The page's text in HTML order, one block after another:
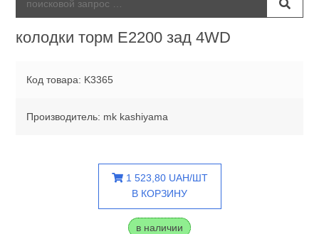
колодки торм Е2200 зад 4WD
Код товара: K3365
Производитель: mk kashiyama
1 523,80 UAH/ШТ
В КОРЗИНУ
в наличии